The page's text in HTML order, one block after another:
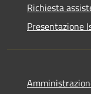
Richiesta
Presentazione